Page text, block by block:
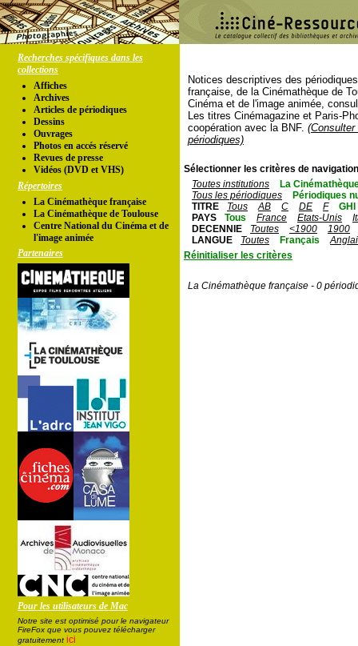
Recherches spécifiques dans les
collections
Affiches
Archives
Articles de périodiques
Dessins
Ouvrages
Photos en accés réservé
Revues de presse
Vidéos (DVD et VHS)
Répertoires
La Cinémathèque française
La Cinémathèque de Toulouse
Centre National du Cinéma et de
l'image animée
Partenaires
Pour les utilisateurs de Mac
Notre site est optimisé pour le navigateur
FireFox que vous pouvez télécharger
gratuitement ici
Notices descriptives des
française, de la Cinémathèque de
Cinéma et de l'image animée,
Les titres Cinémagazine et Paris-
coopération avec la BNF.
périodiques)
Sélectionner les critères de
Toutes institutions
La
Tous les périodiques
Périodiques
TITRE
Tous AB C DE F
GHI
PAYS
Tous France Etats-Unis
DECENNIE
Toutes <1900
1900
LANGUE
Toutes Français
Réinitialiser les critères
La Cinémathèque française - 0